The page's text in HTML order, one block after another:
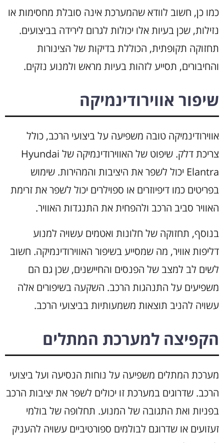
כמו כן, חשוב לוודא שהמערכת אינה סובלת מחסימות או
נזילות, שכן בעיות אלו יכולות לגרום לירידה בביצועים.
תחזוקה תקופתית, הכוללת בדיקות של הצינורות
והחיבורים, תסייע לזהות בעיות מראש ולמנוע נזקים.
שיפור אווירודינמיקה
אווירודינמיקה טובה משפיעה על ביצועי הרכב, כולל
צריכת דלק. שיפוט של האווירודינמיקה של Hyundai
Elantra יכול לשפר את היציבות והמהירות. שימוש
בפריטים כמו דיפיוזרים או ספוילרים יכול לשפר את זרימת
האוויר סביב הרכב ולהפחית את התנגדות האוויר.
בנוסף, תחזוקה של חלונות ואטמים עשויה למנוע
דליפות אוויר, מה שמסייע בשיפור האווירודינמיקה. חשוב
לשים לב למצב של הפנסים והחיישנים, שכן גם הם
משפיעים על התנהגות הרכב. השקעה בשיפורים אלה
עשויה להניב תוצאות משמעותיות בביצועי הרכב.
הקפיצה למערכת המתלים
מערכת המתלים משפיעה על נוחות הנסיעה ועל ביצועי
הרכב. שדרוגים במערכת זו יכולים לשפר את יציבות הרכב
בפניות ואת התגובה של המנוע. תחלופה של בולמי
זעזועים או שדרוגם לבולמים ספורטיביים עשויה להעניק